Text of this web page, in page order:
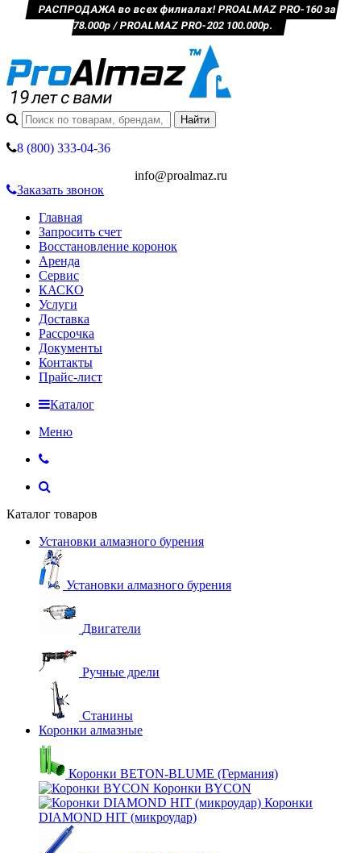
РАСПРОДАЖА во всех филиалах! PROALMAZ PRO-160 за
78.000р / PROALMAZ PRO-202 100.000р.
8 (800) 333-04-36
info@proalmaz.ru
Заказать звонок
Главная
Запросить счет
Восстановление коронок
Аренда
Сервис
КАСКО
Услуги
Доставка
Рассрочка
Документы
Контакты
Прайс-лист
Каталог
Меню
Каталог товаров
Установки алмазного бурения
Установки алмазного бурения
Двигатели
Ручные дрели
Станины
Коронки алмазные
Коронки BETON-BLUME (Германия)
Коронки BYCON
Коронки
DIAMOND HIT (микроудар)